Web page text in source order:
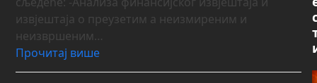
извјештаја о преузетим а неизмиреним и
неизвршеним…
Прочитај више